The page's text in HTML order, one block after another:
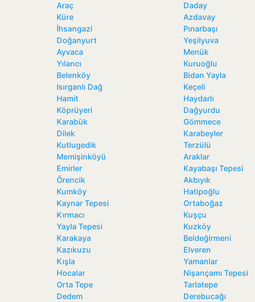
Araç
Daday
Küre
Azdavay
İhsangazi
Pınarbaşı
Doğanyurt
Yeşilyuva
Ayvaca
Menük
Yılancı
Kuruoğlu
Belenköy
Bidan Yayla
Isırganlı Dağ
Keçeli
Hamit
Haydarlı
Köprüyeri
Dağyurdu
Karabük
Gömmece
Dilek
Karabeyler
Kutlugedik
Terzülü
Memişinköyü
Araklar
Emirler
Kayabaşı Tepesi
Örencik
Akbıyık
Kumköy
Hatipoğlu
Kaynar Tepesi
Ortaboğaz
Kırmacı
Kuşçu
Yayla Tepesi
Kuzköy
Karakaya
Beldeğirmeni
Kazıkuzu
Elveren
Kışla
Yamanlar
Hocalar
Nişançamı Tepesi
Orta Tepe
Tarlatepe
Dedem Derebucağı